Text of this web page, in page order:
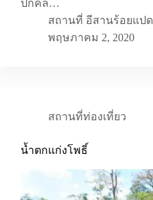
ปกคล…
สถานที่ อีสานร้อยแปด
พฤษภาคม 2, 2020
สถานที่ท่องเที่ยว
น้ำตกแก่งโพธิ์